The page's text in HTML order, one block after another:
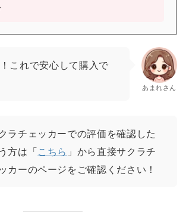
これで安心して購入で
あまれさん
ラチェッカーでの評価を確認した
方は「こちら 」から直接サクラチ
カーのページをご確認ください！